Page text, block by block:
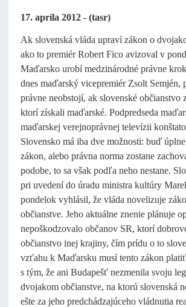
17. apríla 2012 - (tasr)
Ak slovenská vláda upraví zákon o
ako to premiér Robert Fico avizoval v
Maďarsko urobí medzinárodné právne
dnes maďarský vicepremiér Zsolt Semjén,
právne neobstojí, ak slovenské občianstvo
ktorí získali maďarské. Podpredseda
maďarskej verejnoprávnej televízii
Slovensko má iba dve možnosti: buď
zákon, alebo právna norma zostane
podobe, to sa však podľa neho nestane.
pri uvedení do úradu ministra kultúry
pondelok vyhlásil, že vláda novelizuje
občianstve. Jeho aktuálne znenie plánuje
nepoškodzovalo občanov SR, ktorí
občianstvo inej krajiny, čím prídu o to
vzťahu k Maďarsku musí tento zákon
s tým, že ani Budapešť nezmenila svoju
dvojakom občianstve, na ktorú slovenská
ešte za jeho predchádzajúceho vládnutia